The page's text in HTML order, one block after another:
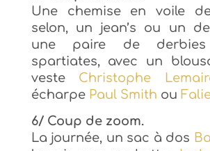
Une chemise en voile
selon, un jean’s ou un
une paire de
spartiates, avec un
veste Christophe
écharpe Paul Smith ou
6/ Coup de zoom.
La journée, un sac à dos